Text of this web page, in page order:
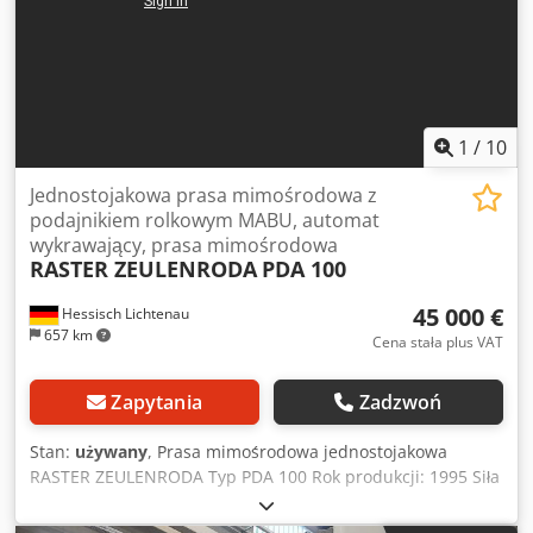
1 / 10
Hessisch Lichtenau
657 km
Jednostojakowa prasa mimośrodowa z
podajnikiem rolkowym MABU, automat
wykrawający, prasa mimośrodowa
RASTER ZEULENRODA PDA 100
45 000 €
Cena stała plus VAT
Zapytania Zadzwoń
Stan: używany, Prasa mimośrodowa jednostojakowa
RASTER ZEULENRODA Typ PDA 100 Rok produkcji: 1995 Siła
nacisku: 100 ton Wysięg: ok. 360 mm Wielkość stołu: 1200 x
710 mm Powierzchnia suwaka: 900 x 500 mm Otwór w